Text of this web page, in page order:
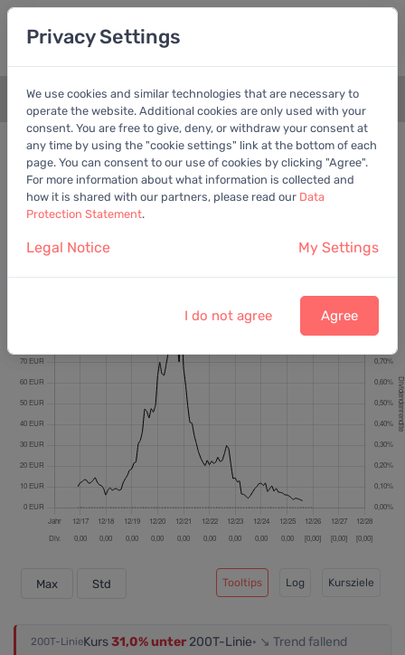
+
Bewertungschart Dividende
Empfohlen: Ber. Gewinn
HelloFresh SE 3,36 EUR vom7.8.2026
Max Std Tooltips Log Kursziele
200T-LinieKurs31,0% unter200T-Linie· ↘ Trend fallend
Privacy Settings
We use cookies and similar technologies that are necessary to
operate the website. Additional cookies are only used with your
consent. You are free to give, deny, or withdraw your consent at
any time by using the "cookie settings" link at the bottom of each
page. You can consent to our use of cookies by clicking "Agree".
For more information about what information is collected and
how it is shared with our partners, please read our Data
Protection Statement.
Legal Notice My Settings
I do not agree Agree